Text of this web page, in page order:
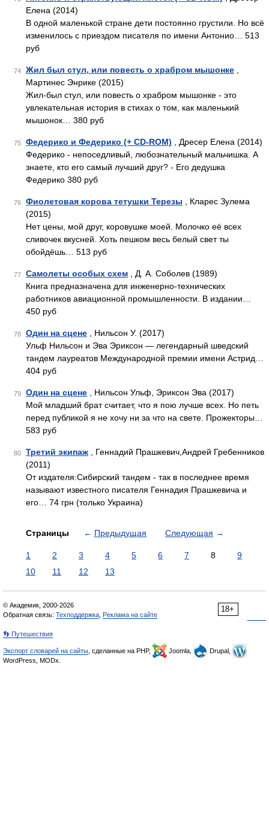
Елена (2014)
В одной маленькой стране дети постоянно грустили. Но всё
изменилось с приездом писателя по имени Антонио… 513
руб
74 Жил был стул, или повесть о храбром мышонке
Мартинес Энрике (2015)
Жил-был стул, или повесть о храбром мышонке - это
увлекательная история в стихах о том, как маленький
мышонок… 380 руб
75 Федерико и Федерико (+ CD-ROM) , Дресер Елена (2014)
Федерико - непоседливый, любознательный мальчишка. А
знаете, кто его самый лучший друг? - Его дедушка
Федерико 380 руб
76 Фиолетовая корова тетушки Терезы , Кларес Зулема
(2015)
Нет цены, мой друг, коровушке моей. Молочко её всех
сливочек вкусней. Хоть пешком весь белый свет ты
обойдёшь… 513 руб
77 Самолеты особых схем , Д. А. Соболев (1989)
Книга предназначена для инженерно-технических
работников авиационной промышленности. В издании…
450 руб
78 Один на сцене , Нильсон У. (2017)
Ульф Нильсон и Эва Эриксон — легендарный шведский
тандем лауреатов Международной премии имени Астрид…
404 руб
79 Один на сцене , Нильсон Ульф, Эриксон Эва (2017)
Мой младший брат считает, что я пою лучше всех. Но петь
перед публикой я не хочу ни за что на свете. Прожекторы…
583 руб
80 Третий экипаж , Геннадий Прашкевич,Андрей Гребенников
(2011)
От издателя:Сибирский тандем - так в последнее время
называют известного писателя Геннадия Прашкевича и
его… 74 грн (только Украина)
Страницы ← Предыдущая Следующая →
1 2 3 4 5 6 7 8
9
10
11 12 13
18+
© Академик, 2000-2026
Обратная связь: Техподдержка Реклама на сайте
👣 Путешествия
Экспорт словарей на сайты , сделанные на PHP, Joomla,
Drupal,
WordPress, MODx.